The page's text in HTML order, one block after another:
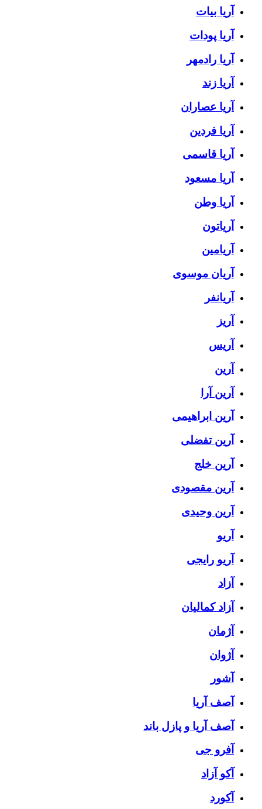
آریا بیات
آریا پودات
آریا رادمهر
آریا زند
آریا عصاران
آریا فردین
آریا قاسمی
آریا مسعود
آریا وطن
آریاتون
آریامین
آریان موسوی
آریانفر
آریز
آریس
آرین
آرین آرا
آرین ابراهیمی
آرین تفضلی
آرین خلج
آرین مقصودی
آرین وحیدی
آریو
آریو رایجی
آزاد
آزاد کمالیان
آژمان
آژوان
آشور
آصف آریا
آصف آریا و پازل باند
آفرو جی
آکو آزاد
آکورد